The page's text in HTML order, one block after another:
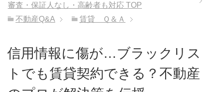
審査・保証人なし・高齢者も対応 TOP
不動産Q&A
賃貸 Ｑ＆Ａ
信用情報に傷が…ブラックリス
トでも賃貸契約できる？不動産